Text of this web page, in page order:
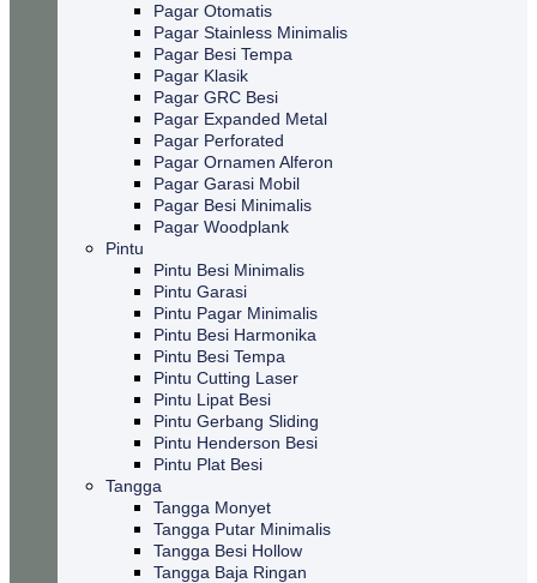
Pagar Otomatis
Pagar Stainless Minimalis
Pagar Besi Tempa
Pagar Klasik
Pagar GRC Besi
Pagar Expanded Metal
Pagar Perforated
Pagar Ornamen Alferon
Pagar Garasi Mobil
Pagar Besi Minimalis
Pagar Woodplank
Pintu
Pintu Besi Minimalis
Pintu Garasi
Pintu Pagar Minimalis
Pintu Besi Harmonika
Pintu Besi Tempa
Pintu Cutting Laser
Pintu Lipat Besi
Pintu Gerbang Sliding
Pintu Henderson Besi
Pintu Plat Besi
Tangga
Tangga Monyet
Tangga Putar Minimalis
Tangga Besi Hollow
Tangga Baja Ringan